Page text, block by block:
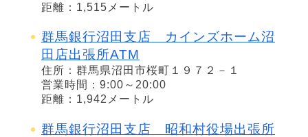
距離：1,515メートル
群馬銀行沼田支店 カインズホーム沼
田店出張所ATM
住所：群馬県沼田市桜町１９７２－１
営業時間：9:00～20:00
距離：1,942メートル
群馬銀行沼田支店 昭和村役場出張所